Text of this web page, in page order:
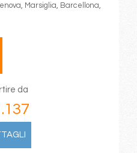
Marsiglia, Barcellona,
da